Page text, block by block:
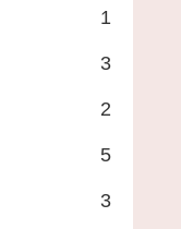
1
3
2
5
3